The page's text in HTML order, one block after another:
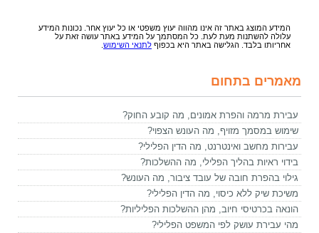
המידע המוצג באתר זה אינו מהווה יעוץ משפטי או כל יעוץ אחר. נכונות המידע
עלולה להשתנות מעת לעת. כל המסתמך על המידע באתר עושה זאת על
אחריותו בלבד. הגלישה באתר היא בכפוף לתנאי השימוש
מאמרים בתחום
עבירת מרמה והפרת אמונים, מה קובע החוק?
שימוש במסמך מזויף, מה העונש הצפוי?
עבירות מחשב ואינטרנט, מה הדין הפלילי?
בידוי ראיות בהליך הפלילי, מה ההשלכות?
גילוי בהפרת חובה של עובד ציבור, מה העונש?
משיכת שיק ללא כיסוי, מה הדין הפלילי?
הונאה בכרטיסי חיוב, מהן ההשלכות הפליליות?
מהי עבירת עושק לפי המשפט הפלילי?